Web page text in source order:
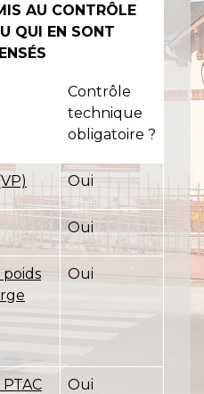
AU CONTRÔLE
QUI EN SONT
Contrôle
technique
obligatoire ?
Oui
Oui
Oui
Oui